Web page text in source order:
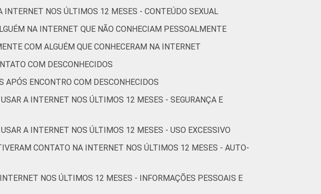
2 2 2 1 1
16 9 2 0 0
0 2 2 2 0
NOS ÚLTIMOS 12 MESES - CONTEÚDO SEXUAL
NA INTERNET QUE NÃO CONHECIAM PESSOALMENTE
COM ALGUÉM QUE CONHECERAM NA INTERNET
COM DESCONHECIDOS
ENCONTRO COM DESCONHECIDOS
A INTERNET NOS ÚLTIMOS 12 MESES - SEGURANÇA E
A INTERNET NOS ÚLTIMOS 12 MESES - USO EXCESSIVO
CONTATO NA INTERNET NOS ÚLTIMOS 12 MESES - AUTO-
NOS ÚLTIMOS 12 MESES - INFORMAÇÕES PESSOAIS E